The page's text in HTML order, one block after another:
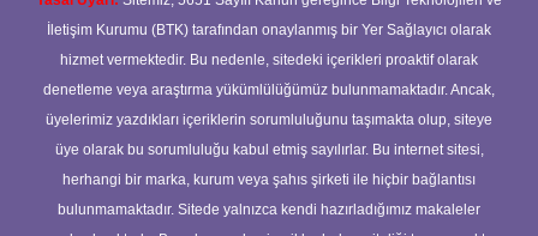
İletişim Kurumu (BTK) tarafından onaylanmış bir Yer Sağlayıcı olarak
hizmet vermektedir. Bu nedenle, sitedeki içerikleri proaktif olarak
denetleme veya araştırma yükümlülüğümüz bulunmamaktadır. Ancak,
üyelerimiz yazdıkları içeriklerin sorumluluğunu taşımakta olup, siteye
üye olarak bu sorumluluğu kabul etmiş sayılırlar. Bu internet sitesi,
herhangi bir marka, kurum veya şahıs şirketi ile hiçbir bağlantısı
bulunmamaktadır. Sitede yalnızca kendi hazırladığımız makaleler